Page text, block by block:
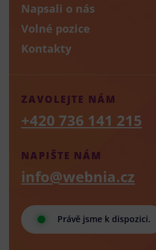
Napsali o nás
Volné pozice
Kontakty
Právě jsme k dispozici.
NAPIŠTE NÁM
info@webnia.cz
ZAVOLEJTE NÁM
+420 736 141 215